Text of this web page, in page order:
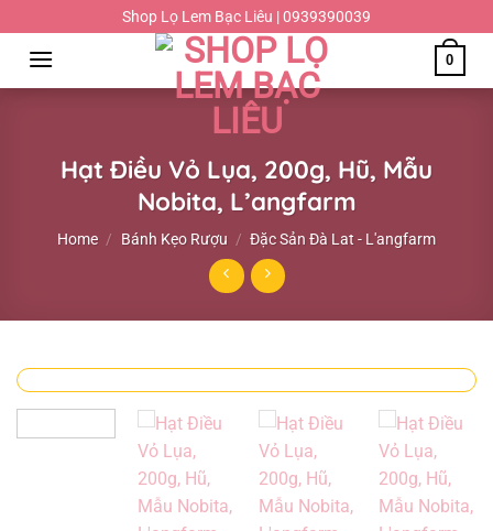
đến
dung
Shop Lọ Lem Bạc Liêu | 0939390039
0
Hạt Điều Vỏ Lụa, 200g, Hũ, Mẫu
Nobita, L’angfarm
Home / Bánh Kẹo Rượu / Đặc Sản Đà Lat - L'angfarm